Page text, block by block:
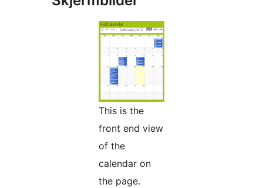
This is the
front end view
of the
calendar on
the page.